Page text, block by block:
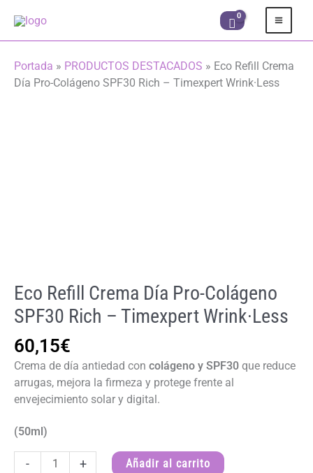
contenido
Portada » PRODUCTOS DESTACADOS » Eco Refill Crema
Día Pro-Colágeno SPF30 Rich – Timexpert Wrink·Less
Eco Refill Crema Día Pro-Colágeno
SPF30 Rich – Timexpert Wrink·Less
60,15€
Crema de día antiedad con colágeno y SPF30 que reduce
arrugas, mejora la firmeza y protege frente al
envejecimiento solar y digital.
(50ml)
- + Añadir al carrito